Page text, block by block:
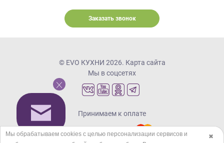
Заказать звонок
© EVO КУХНИ 2026. Карта сайта
Мы в соцсетях
Принимаем к оплате
✖
Мы обрабатываем cookies с целью персонализации сервисов и